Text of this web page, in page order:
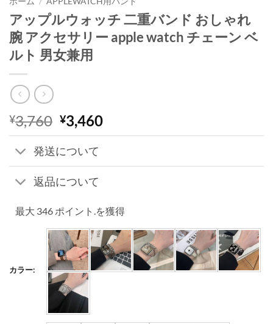
アップルウォッチ 二重バンド おしゃれ
腕 アクセサリー apple watch チェーン ベ
ルト 男女兼用
¥3,760 元
の
価
格
は
で
た。
¥3,460現
在
価
¥3,460
で
す。
発送について
返品について
最大 346 ポイント.を獲得
カラー: